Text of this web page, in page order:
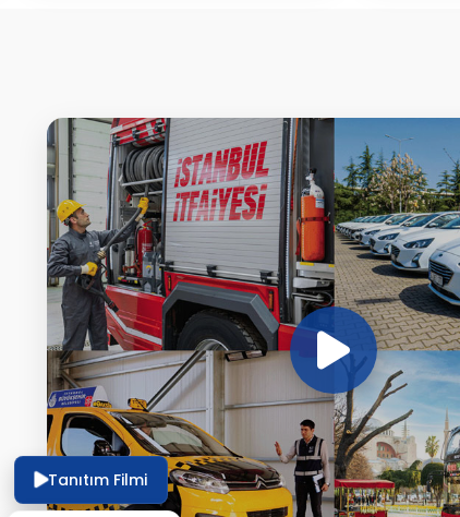
Tanıtım Filmi